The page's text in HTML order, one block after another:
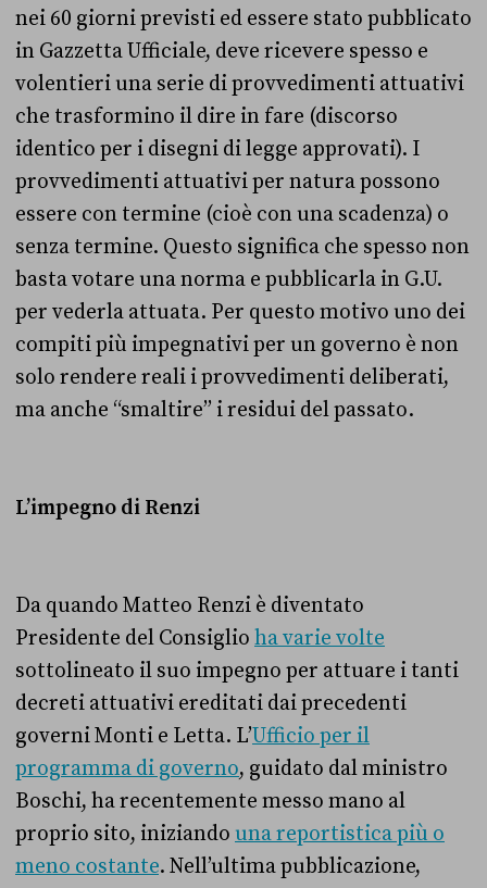
nei 60 giorni previsti ed essere stato pubblicato
in Gazzetta Ufficiale, deve ricevere spesso e
volentieri una serie di provvedimenti attuativi
che trasformino il dire in fare (discorso
identico per i disegni di legge approvati). I
provvedimenti attuativi per natura possono
essere con termine (cioè con una scadenza) o
senza termine. Questo significa che spesso non
basta votare una norma e pubblicarla in G.U.
per vederla attuata. Per questo motivo uno dei
compiti più impegnativi per un governo è non
solo rendere reali i provvedimenti deliberati,
ma anche “smaltire” i residui del passato.
L’impegno di Renzi
Da quando Matteo Renzi è diventato
Presidente del Consiglio ha varie volte
sottolineato il suo impegno per attuare i tanti
decreti attuativi ereditati dai precedenti
governi Monti e Letta. L’Ufficio per il
programma di governo, guidato dal ministro
Boschi, ha recentemente messo mano al
proprio sito, iniziando una reportistica più o
meno costante. Nell’ultima pubblicazione,